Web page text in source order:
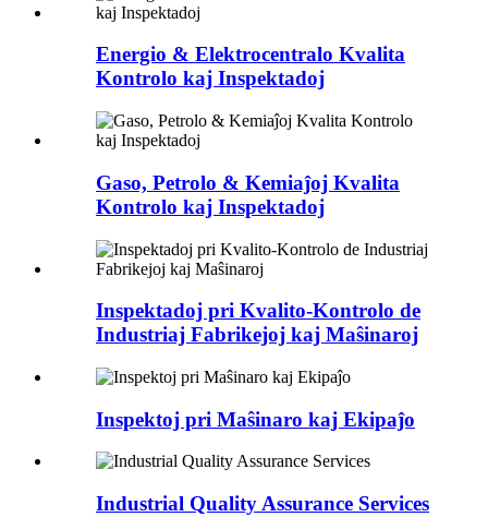
Energio & Elektrocentralo Kvalita
Kontrolo kaj Inspektadoj
Gaso, Petrolo & Kemiaĵoj Kvalita
Kontrolo kaj Inspektadoj
Inspektadoj pri Kvalito-Kontrolo de
Industriaj Fabrikejoj kaj Maŝinaroj
Inspektoj pri Maŝinaro kaj Ekipaĵo
Industrial Quality Assurance Services